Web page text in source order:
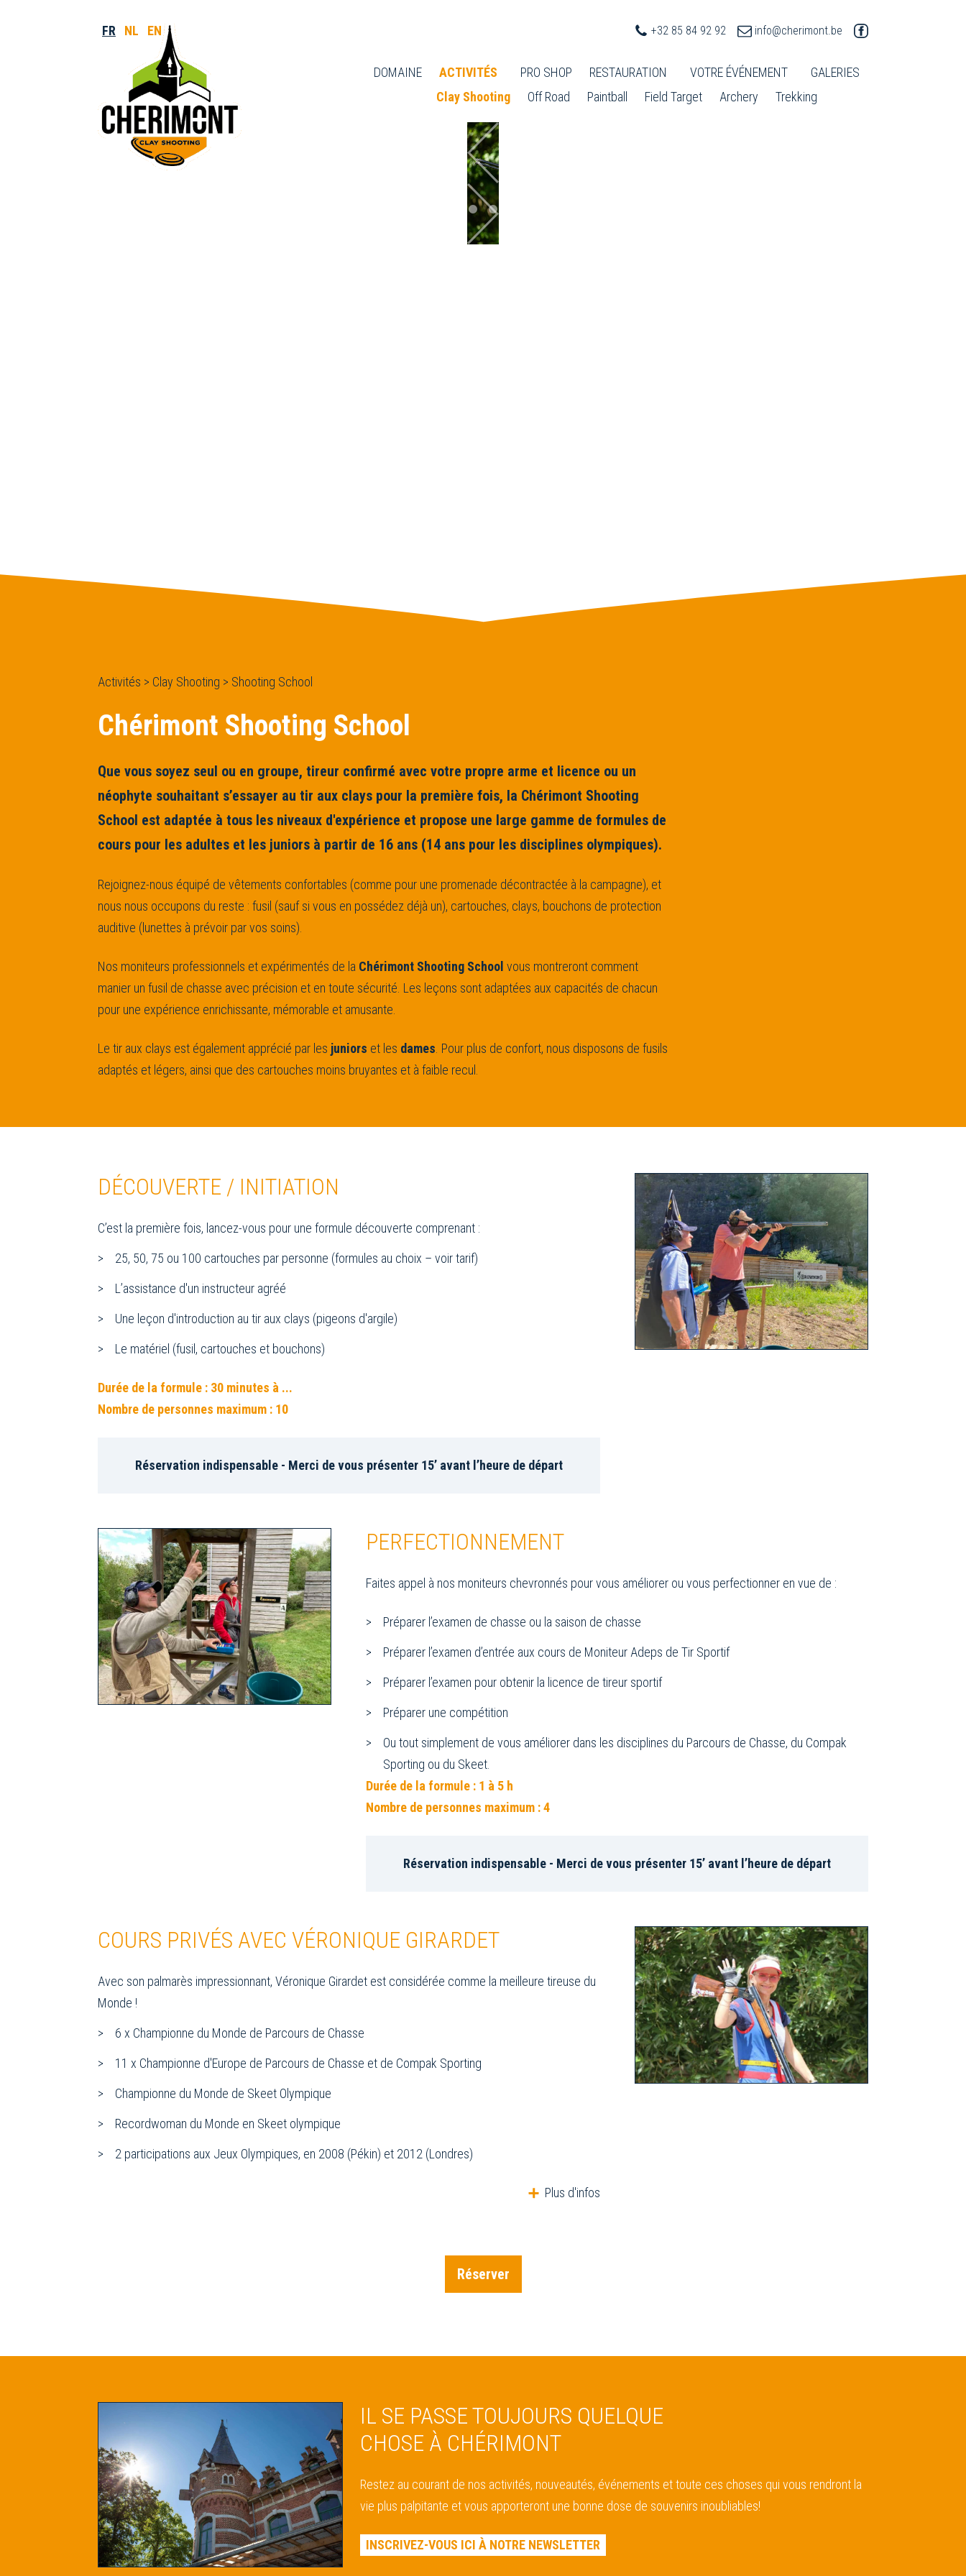
FR NL EN +32 85 84 92 92 info@cherimont.be
DOMAINE
ACTIVITÉS
Clay Shooting
Off Road Paintball Field Target Archery Trekking
PRO SHOP RESTAURATION VOTRE ÉVÉNEMENT GALERIES
Activités > Clay Shooting > Shooting School
Chérimont Shooting School
Que vous soyez seul ou en groupe, tireur confirmé avec votre propre arme et licence ou un
néophyte souhaitant s’essayer au tir aux clays pour la première fois, la Chérimont Shooting
School est adaptée à tous les niveaux d'expérience et propose une large gamme de formules de
cours pour les adultes et les juniors à partir de 16 ans (14 ans pour les disciplines olympiques).
Rejoignez-nous équipé de vêtements confortables (comme pour une promenade décontractée à la campagne), et
nous nous occupons du reste : fusil (sauf si vous en possédez déjà un), cartouches, clays, bouchons de protection
auditive (lunettes à prévoir par vos soins).
Nos moniteurs professionnels et expérimentés de la Chérimont Shooting School vous montreront comment
manier un fusil de chasse avec précision et en toute sécurité. Les leçons sont adaptées aux capacités de chacun
pour une expérience enrichissante, mémorable et amusante.
Le tir aux clays est également apprécié par les juniors et les dames . Pour plus de confort, nous disposons de fusils
adaptés et légers, ainsi que des cartouches moins bruyantes et à faible recul.
DÉCOUVERTE / INITIATION
C’est la première fois, lancez-vous pour une formule découverte comprenant :
25, 50, 75 ou 100 cartouches par personne (formules au choix – voir tarif)
L’assistance d'un instructeur agréé
Une leçon d'introduction au tir aux clays (pigeons d'argile)
Le matériel (fusil, cartouches et bouchons)
Durée de la formule : 30 minutes à ...
Nombre de personnes maximum : 10
Réservation indispensable - Merci de vous présenter 15’ avant l’heure de départ
PERFECTIONNEMENT
Faites appel à nos moniteurs chevronnés pour vous améliorer ou vous perfectionner en vue de :
Préparer l’examen de chasse ou la saison de chasse
Préparer l’examen d’entrée aux cours de Moniteur Adeps de Tir Sportif
Préparer l’examen pour obtenir la licence de tireur sportif
Préparer une compétition
Ou tout simplement de vous améliorer dans les disciplines du Parcours de Chasse, du Compak
Sporting ou du Skeet.
Durée de la formule : 1 à 5 h
Nombre de personnes maximum : 4
Réservation indispensable - Merci de vous présenter 15’ avant l’heure de départ
COURS PRIVÉS AVEC VÉRONIQUE GIRARDET
Avec son palmarès impressionnant, Véronique Girardet est considérée comme la meilleure tireuse du
Monde !
6 x Championne du Monde de Parcours de Chasse
11 x Championne d'Europe de Parcours de Chasse et de Compak Sporting
Championne du Monde de Skeet Olympique
Recordwoman du Monde en Skeet olympique
2 participations aux Jeux Olympiques, en 2008 (Pékin) et 2012 (Londres)
Plus d'infos
Réserver
IL SE PASSE TOUJOURS QUELQUE
CHOSE À CHÉRIMONT
Restez au courant de nos activités, nouveautés, événements et toute ces choses qui vous rendront la
vie plus palpitante et vous apporteront une bonne dose de souvenirs inoubliables!
INSCRIVEZ-VOUS ICI À NOTRE NEWSLETTER